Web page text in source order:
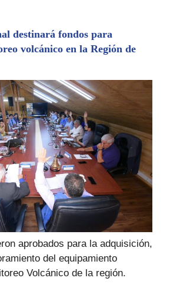
destinará fondos para
volcánico en la Región de
aprobados para la adquisición,
del equipamiento
Volcánico de la región.